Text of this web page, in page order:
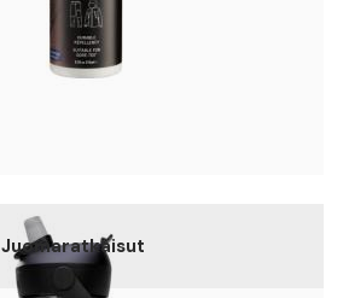
Juomaratkaisut